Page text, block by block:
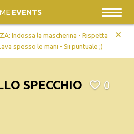
EVENTS
Indossa la mascherina • Rispetta
spesso le mani • Sii puntuale ;)
+
SPECCHIO 0